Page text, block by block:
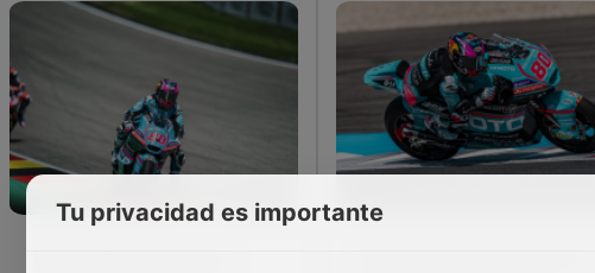
Tu privacidad es importante